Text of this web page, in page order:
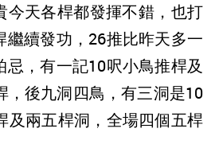
今天各桿都發揮不錯，也打
繼續發功，26推比昨天多一
，有一記10呎小鳥推桿及
，後九洞四鳥，有三洞是10
及兩五桿洞，全場四個五桿